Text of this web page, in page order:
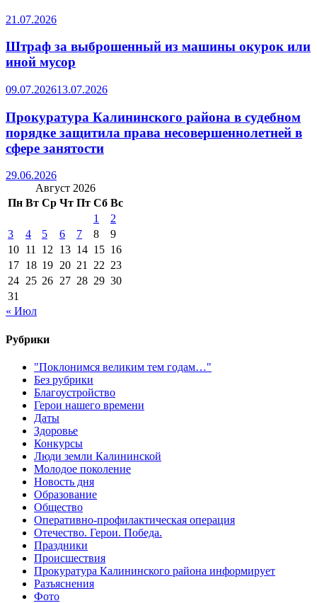
21.07.2026
Штраф за выброшенный из машины окурок или
иной мусор
09.07.202613.07.2026
Прокуратура Калининского района в судебном
порядке защитила права несовершеннолетней в
сфере занятости
29.06.2026
Август 2026
Пн Вт Ср Чт Пт Сб Вс
1
2
3
4 5 6 7 8
9
10 11 12 13 14 15 16
17 18 19 20 21 22 23
24 25 26 27 28 29 30
31
« Июл
Рубрики
"Поклонимся великим тем годам…"
Без рубрики
Благоустройство
Герои нашего времени
Даты
Здоровье
Конкурсы
Люди земли Калининской
Молодое поколение
Новость дня
Образование
Общество
Оперативно-профилактическая операция
Отечество. Герои. Победа.
Праздники
Происшествия
Прокуратура Калининского района информирует
Разъяснения
Фото